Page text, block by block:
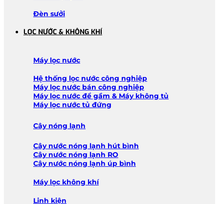
Đèn sưởi
LỌC NƯỚC & KHÔNG KHÍ
Máy lọc nước
Hệ thống lọc nước công nghiệp
Máy lọc nước bán công nghiệp
Máy lọc nước để gầm & Máy không tủ
Máy lọc nước tủ đứng
Cây nóng lạnh
Cây nước nóng lạnh hút bình
Cây nước nóng lạnh RO
Cây nước nóng lạnh úp bình
Máy lọc không khí
Linh kiện